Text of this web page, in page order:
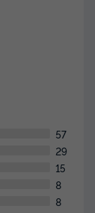
57
29
15
8
8